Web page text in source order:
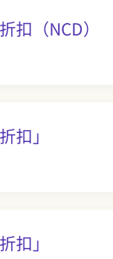
扣（NCD）
扣」
扣」